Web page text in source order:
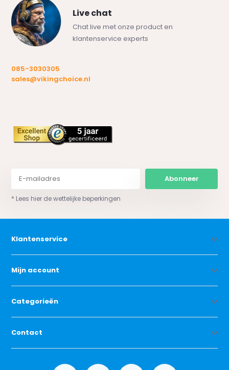
Live chat
Chat live met onze product en
klantenservice experts
085-3030305
sales@vikingchoice.nl
Abonneer
* Lees hier de wettelijke beperkingen
Klantenservice
Mijn account
Categorieën
Contact